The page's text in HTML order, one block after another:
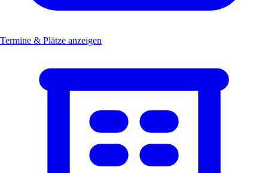
Termine & Plätze anzeigen